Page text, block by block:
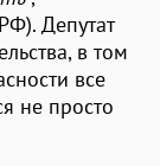
Депутат
в том
все
не просто